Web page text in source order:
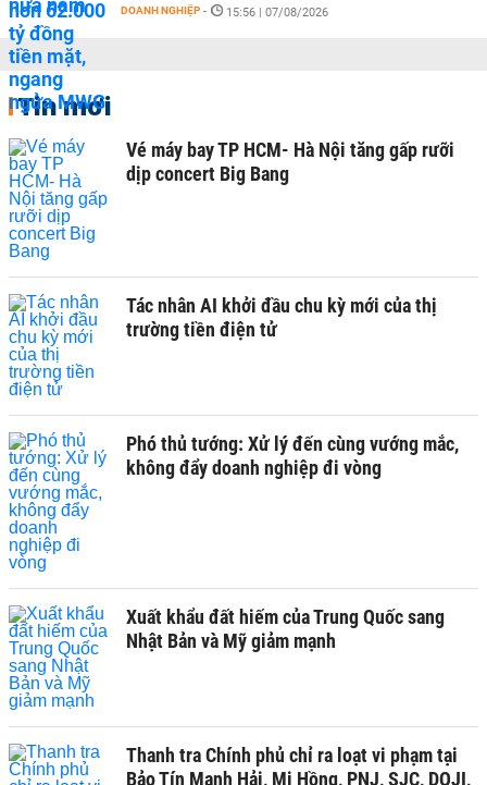
DOANH NGHIỆP - 15:56 | 07/08/2026
Tin mới
Vé máy bay TP HCM- Hà Nội tăng gấp rưỡi
dịp concert Big Bang
Tác nhân AI khởi đầu chu kỳ mới của thị
trường tiền điện tử
Phó thủ tướng: Xử lý đến cùng vướng mắc,
không đẩy doanh nghiệp đi vòng
Xuất khẩu đất hiếm của Trung Quốc sang
Nhật Bản và Mỹ giảm mạnh
Thanh tra Chính phủ chỉ ra loạt vi phạm tại
Bảo Tín Mạnh Hải, Mi Hồng, PNJ, SJC, DOJI,